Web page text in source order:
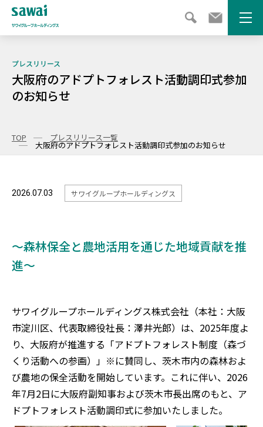
メニ
TOP プレスリリース一覧
大阪府のアドプトフォレスト活動調印式参加のお知らせ
プレスリリース
大阪府のアドプトフォレスト活動調印式参加
のお知らせ
2026.07.03 サワイグループホールディングス
～森林保全と農地活用を通じた地域貢献を推
進～
サワイグループホールディングス株式会社（本社：大阪
市淀川区、代表取締役社長：澤井光郎）は、2025年度よ
り、大阪府が推進する「アドプトフォレスト制度（森づ
くり活動への参画）」※に賛同し、茨木市内の森林およ
び農地の保全活動を開始しています。これに伴い、2026
年7月2日に大阪府副知事および茨木市長出席のもと、ア
ドプトフォレスト活動調印式に参加いたしました。